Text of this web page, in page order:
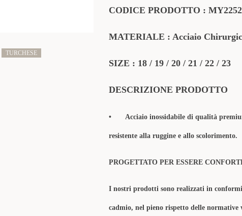
TURCHESE
CODICE PRODOTTO :
MATERIALE : Acciaio
SIZE : 18 / 19 / 20 / 21 / 22 / 23
DESCRIZIONE PRODOTTO
• Acciaio inossidabile di qualità
resistente alla ruggine e allo scolorimento.
PROGETTATO PER ESSERE
I nostri prodotti sono realizzati in
cadmio, nel pieno rispetto delle normative